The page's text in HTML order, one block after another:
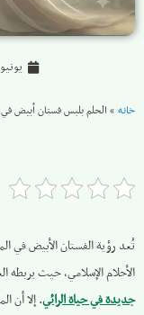
يونيو 29, 2026
خانه » الحلم بلبس فستان أبيض في
تُعد رؤية الفستان الأبيض في
الأحلام الإسلامي، حيث يربطه
جديدة في حياة الرائي. إلا أن